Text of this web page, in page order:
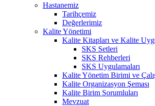
Hastanemiz
Tarihçemiz
Değerlerimiz
Kalite Yönetimi
Kalite Kitapları ve Kalite
SKS Setleri
SKS Rehberleri
SKS Uygulamaları
Kalite Yönetim Birimi ve
Kalite Organizasyon Şeması
Kalite Birim Sorumluları
Mevzuat